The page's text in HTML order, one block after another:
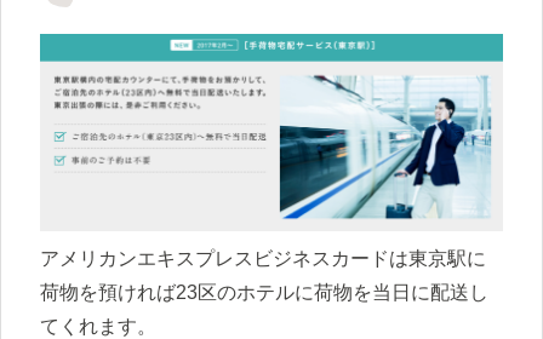
アメリカンエキスプレスビジネスカードは東京駅に
荷物を預ければ23区のホテルに荷物を当日に配送し
てくれます。